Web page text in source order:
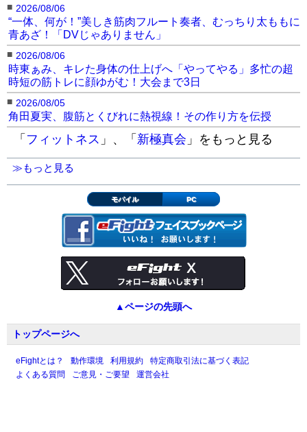
■ 2026/08/06
“一体、何が！”美しき筋肉フルート奏者、むっちり太ももに
青あざ！「DVじゃありません」
■ 2026/08/06
時東ぁみ、キレた身体の仕上げへ「やってやる」多忙の超
時短の筋トレに顔ゆがむ！大会まで3日
■ 2026/08/05
角田夏実、腹筋とくびれに熱視線！その作り方を伝授
「 フィットネス 」、「 新極真会 」をもっと見る
≫もっと見る
モバイル PC
▲ページの先頭へ
トップページへ
eFightとは？ 動作環境 利用規約
特定商取引法に基づく表記
よくある質問
ご意見・ご要望 運営会社